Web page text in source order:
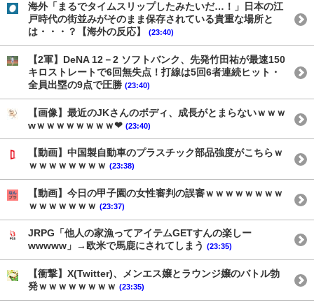
海外「まるでタイムスリップしたみたいだ…！」日本の江
戸時代の街並みがそのまま保存されている貴重な場所と
は・・・？【海外の反応】
(23:40)
【2軍】DeNA 12－2 ソフトバンク、先発竹田祐が最速150
キロストレートで6回無失点！打線は5回6者連続ヒット・
全員出塁の9点で圧勝 (23:40)
【画像】最近のJKさんのボディ、成長がとまらないｗｗｗ
wｗｗｗｗｗｗｗｗ❤ (23:40)
【動画】中国製自動車のプラスチック部品強度がこちらｗ
ｗｗｗｗｗｗｗｗ (23:38)
【動画】今日の甲子園の女性審判の誤審ｗｗｗｗｗｗｗｗ
ｗｗｗｗｗｗｗ (23:37)
JRPG「他人の家漁ってアイテムGETすんの楽しー
wwwww」→欧米で馬鹿にされてしまう (23:35)
【衝撃】X(Twitter)、メンエス嬢とラウンジ嬢のバトル勃
発ｗｗｗｗｗｗｗｗ (23:35)